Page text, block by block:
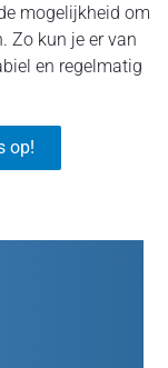
mogelijkheid om
Zo kun je er van
en regelmatig
op!